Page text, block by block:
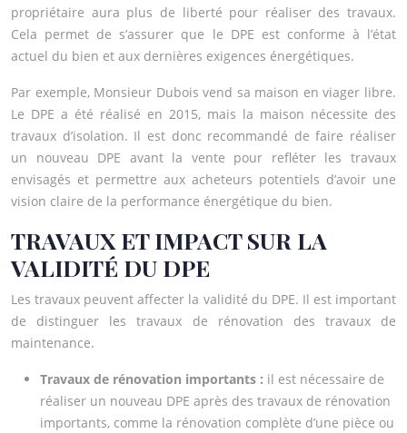
propriétaire aura plus de liberté pour réaliser des travaux.
Cela permet de s’assurer que le DPE est conforme à l’état
actuel du bien et aux dernières exigences énergétiques.
Par exemple, Monsieur Dubois vend sa maison en viager libre.
Le DPE a été réalisé en 2015, mais la maison nécessite des
travaux d’isolation. Il est donc recommandé de faire réaliser
un nouveau DPE avant la vente pour refléter les travaux
envisagés et permettre aux acheteurs potentiels d’avoir une
vision claire de la performance énergétique du bien.
TRAVAUX ET IMPACT SUR LA
VALIDITÉ DU DPE
Les travaux peuvent affecter la validité du DPE. Il est important
de distinguer les travaux de rénovation des travaux de
maintenance.
Travaux de rénovation importants : il est nécessaire de
réaliser un nouveau DPE après des travaux de rénovation
importants, comme la rénovation complète d’une pièce ou